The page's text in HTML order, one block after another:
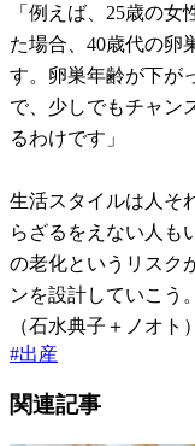
「例えば、25歳の
た場合、40歳代の卵
す。卵巣年齢が下が
で、少しでもチャン
るわけです」
生活スタイルは人そ
らざるをえない人も
の老化というリスク
ンを設計していこう。
（石水典子＋ノオト）
#出産
関連記事